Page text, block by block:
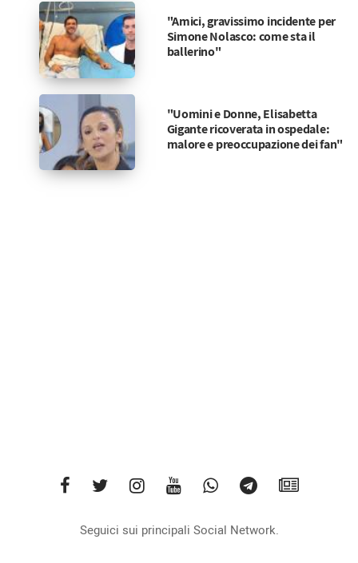
"Amici, gravissimo incidente per
Simone Nolasco: come sta il
ballerino"
"Uomini e Donne, Elisabetta
Gigante ricoverata in ospedale:
malore e preoccupazione dei fan"
Seguici sui principali Social Network.